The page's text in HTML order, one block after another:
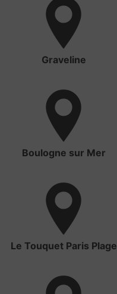
Graveline
Boulogne sur Mer
Le Touquet Paris Plage